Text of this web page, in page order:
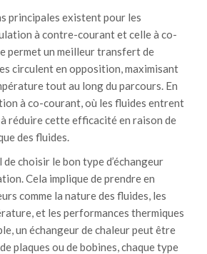
principales existent pour les
à contre-courant et celle à co-
permet un meilleur transfert de
circulent en opposition, maximisant
tout au long du parcours. En
à co-courant, où les fluides entrent
à réduire cette efficacité en raison de
des fluides.
choisir le bon type d’échangeur
Cela implique de prendre en
comme la nature des fluides, les
et les performances thermiques
un échangeur de chaleur peut être
plaques ou de bobines, chaque type